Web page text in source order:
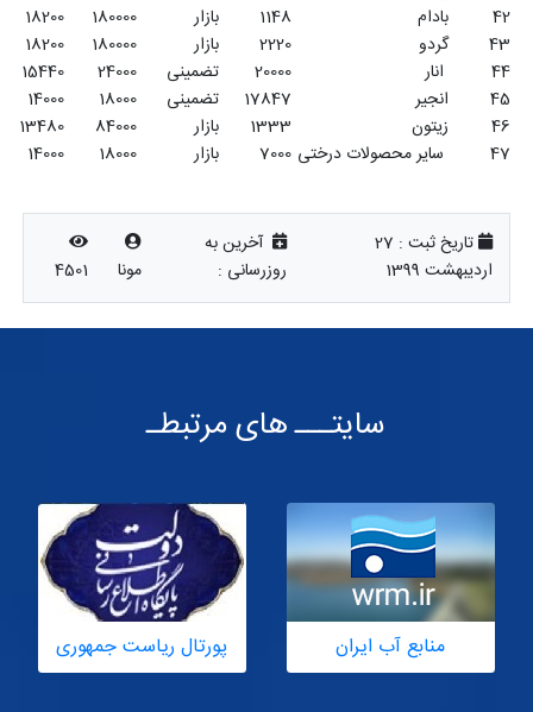
227
4132800 18200 بازار
439
7992000 18200 بازار
622
9600000 15440 تضمینی
459
6424920 14000 تضمینی
166
2239440 13480 بازار
180
2520000 14000 18000
آخرین به
:
مونا
پورتال ریاست جمهوری پورتال رهبری